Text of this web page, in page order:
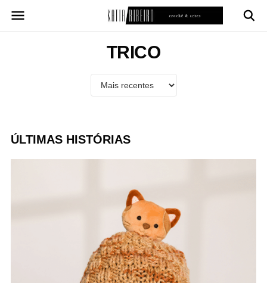
para
TRICO
ÚLTIMAS HISTÓRIAS